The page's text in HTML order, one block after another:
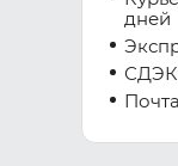
дней
СДЭК